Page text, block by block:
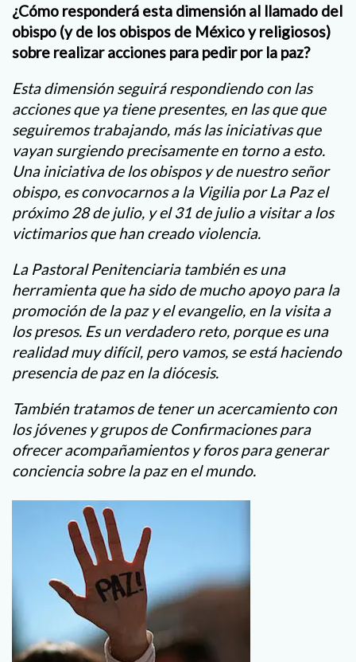
¿Cómo responderá esta dimensión al llamado del
obispo (y de los obispos de México y religiosos)
sobre realizar acciones para pedir por la paz?
Esta dimensión seguirá respondiendo con las
acciones que ya tiene presentes, en las que que
seguiremos trabajando, más las iniciativas que
vayan surgiendo precisamente en torno a esto.
Una iniciativa de los obispos y de nuestro señor
obispo, es convocarnos a la Vigilia por La Paz el
próximo 28 de julio, y el 31 de julio a visitar a los
victimarios que han creado violencia.
La Pastoral Penitenciaria también es una
herramienta que ha sido de mucho apoyo para la
promoción de la paz y el evangelio, en la visita a
los presos. Es un verdadero reto, porque es una
realidad muy difícil, pero vamos, se está haciendo
presencia de paz en la diócesis.
También tratamos de tener un acercamiento con
los jóvenes y grupos de Confirmaciones para
ofrecer acompañamientos y foros para generar
conciencia sobre la paz en el mundo.